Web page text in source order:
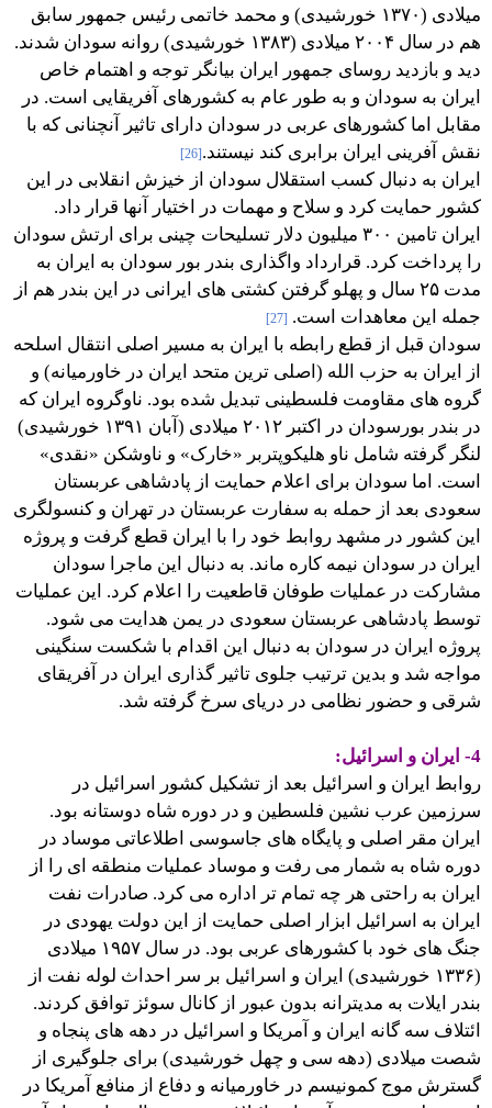
میلادی (۱۳۷۰ خورشیدی) و محمد خاتمی رئیس جمهور سابق
هم در سال ۲۰۰۴ میلادی (۱۳۸۳ خورشیدی) روانه سودان شدند.
دید و بازدید روسای جمهور ایران بیانگر توجه و اهتمام خاص
ایران به سودان و به طور عام به کشورهای آفریقایی است. در
مقابل اما کشورهای عربی در سودان دارای تاثیر آنچنانی که با
نقش آفرینی ایران برابری کند نیستند. [26]
ایران به دنبال کسب استقلال سودان از خیزش انقلابی در این
کشور حمایت کرد و سلاح و مهمات در اختیار آنها قرار داد.
ایران تامين ۳۰۰ میلیون دلار تسلیحات چینی برای ارتش سودان
را پرداخت کرد. قرارداد واگذاری بندر بور سودان به ایران به
مدت ۲۵ سال و پهلو گرفتن کشتی های ایرانی در این بندر هم از
جمله این معاهدات است. [27]
سودان قبل از قطع رابطه با ایران به مسیر اصلی انتقال اسلحه
از ایران به حزب الله (اصلی ترین متحد ایران در خاورمیانه) و
گروه های مقاومت فلسطینی تبدیل شده بود. ناوگروه ایران که
در بندر بورسودان در اکتبر ۲۰۱۲ میلادی (آبان ۱۳۹۱ خورشیدی)
لنگر گرفته شامل ناو هلیکوپتربر «خارک» و ناوشکن «نقدی»
است. اما سودان برای اعلام حمایت از پادشاهی عربستان
سعودی بعد از حمله به سفارت عربستان در تهران و کنسولگری
این کشور در مشهد روابط خود را با ایران قطع گرفت و پروژه
ایران در سودان نیمه کاره ماند. به دنبال این ماجرا سودان
مشارکت در عملیات طوفان قاطعیت را اعلام کرد. این عملیات
توسط پادشاهی عربستان سعودی در یمن هدایت می شود.
پروژه ایران در سودان به دنبال این اقدام با شکست سنگینی
مواجه شد و بدین ترتیب جلوی تاثیر گذاری ایران در آفریقای
شرقی و حضور نظامی در دریای سرخ گرفته شد.
4- ایران و اسرائیل:
روابط ایران و اسرائیل بعد از تشکیل کشور اسرائیل در
سرزمین عرب نشین فلسطین و در دوره شاه دوستانه بود.
ایران مقر اصلی و پایگاه های جاسوسی اطلاعاتی موساد در
دوره شاه به شمار می رفت و موساد عملیات منطقه ای را از
ایران به راحتی هر چه تمام تر اداره می کرد. صادرات نفت
ایران به اسرائیل ابزار اصلی حمایت از این دولت یهودی در
جنگ های خود با کشورهای عربی بود. در سال ۱۹۵۷ میلادی
(۱۳۳۶ خورشیدی) ایران و اسرائیل بر سر احداث لوله نفت از
بندر ایلات به مدیترانه بدون عبور از کانال سوئز توافق کردند.
ائتلاف سه گانه ایران و آمریکا و اسرائیل در دهه های پنجاه و
شصت میلادی (دهه سی و چهل خورشیدی) برای جلوگیری از
گسترش موج کمونیسم در خاورمیانه و دفاع از منافع آمریکا در